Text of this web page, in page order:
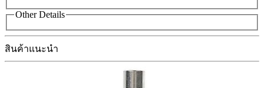
Other Details
สินค้าแนะนำ